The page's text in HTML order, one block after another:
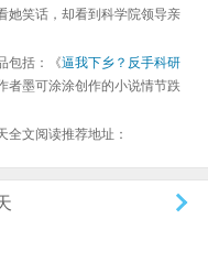
她笑话，却看到科学院领导亲
包括：《逼我下乡？反手科研
者墨可涂涂创作的小说情节跌
文阅读推荐地址：